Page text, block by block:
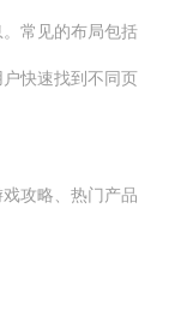
常见的布局包括
快速找到不同页
攻略、热门产品